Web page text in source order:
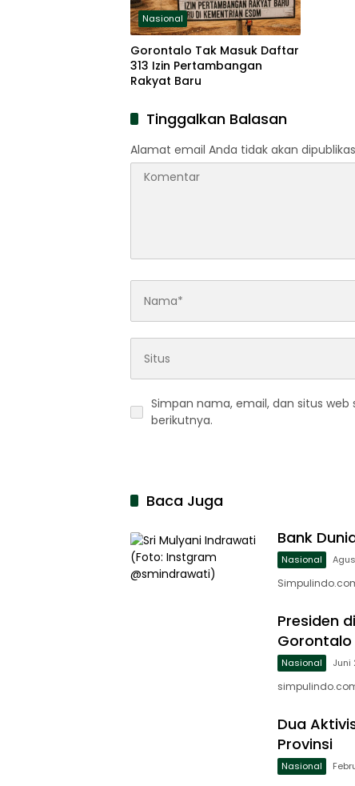
Nasional
Gorontalo Tak Masuk Daftar
313 Izin Pertambangan
Rakyat Baru
Tinggalkan Balasan
Alamat email Anda tidak akan
Simpan nama, email, dan situs
berikutnya.
Baca Juga
Bank
Nasional
Presiden
Gorontalo
Nasional Juni
Dua
Provinsi
Nasional